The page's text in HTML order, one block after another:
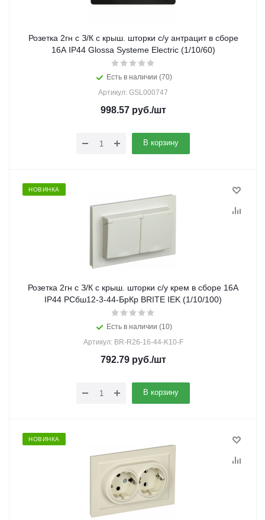
Розетка 2гн с З/К с крыш. шторки с/у антрацит в сборе
16А IP44 Glossa Systeme Electric (1/10/60)
Есть в наличии (70)
Артикул: GSL000747
998.57руб./шт
В корзину
НОВИНКА
Розетка 2гн с З/К с крыш. шторки с/у крем в сборе 16А
IP44 РСбш12-3-44-БрКр BRITE IEK (1/10/100)
Есть в наличии (10)
Артикул: BR-R26-16-44-K10-F
792.79руб./шт
В корзину
НОВИНКА